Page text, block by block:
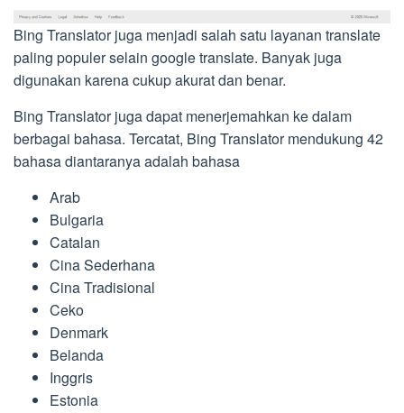
Bing Translator juga menjadi salah satu layanan translate
paling populer selain google translate. Banyak juga
digunakan karena cukup akurat dan benar.
Bing Translator juga dapat menerjemahkan ke dalam
berbagai bahasa. Tercatat, Bing Translator mendukung 42
bahasa diantaranya adalah bahasa
Arab
Bulgaria
Catalan
Cina Sederhana
Cina Tradisional
Ceko
Denmark
Belanda
Inggris
Estonia